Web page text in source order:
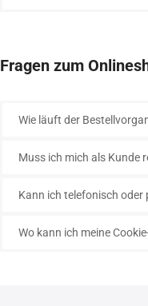
Fragen zum
Wie läuft der
Muss ich mich als Kunde
Kann ich telefonisch oder
Wo kann ich meine